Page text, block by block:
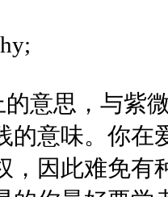
思，与紫微
的意味。你在
，因此难免有